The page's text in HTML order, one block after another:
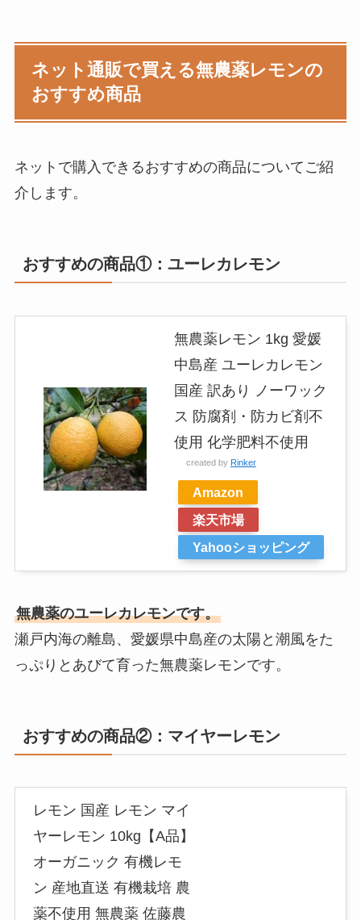
ネット通販で買える無農薬レモンの
おすすめ商品
ネットで購入できるおすすめの商品についてご紹
介します。
おすすめの商品①：ユーレカレモン
無農薬レモン 1kg 愛媛
中島産 ユーレカレモン
国産 訳あり ノーワック
ス 防腐剤・防カビ剤不
使用 化学肥料不使用
created by Rinker
Amazon
楽天市場
Yahooショッピング
無農薬のユーレカレモンです。
瀬戸内海の離島、愛媛県中島産の太陽と潮風をた
っぷりとあびて育った無農薬レモンです。
おすすめの商品②：マイヤーレモン
レモン 国産 レモン マイ
ヤーレモン 10kg【A品】
オーガニック 有機レモ
ン 産地直送 有機栽培 農
薬不使用 無農薬 佐藤農